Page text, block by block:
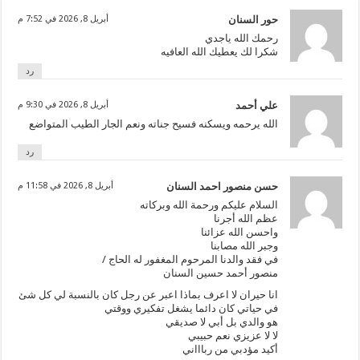
حور السنان أبريل 8, 2026 في 7:52 م
رحمك الله ياجدي
شكرا لك يعطيك الله العافيه
رد
علي أحمد أبريل 8, 2026 في 9:30 م
الله يرحمه ويسكنه فسيح جناته ونعم الجار الطيب المتواضع
رد
حسن منصور احمد السنان أبريل 8, 2026 في 11:58 م
السلام عليكم ورحمة الله وبركاته
عظم الله أجرنا
واحسن الله عزائنا
وجبر الله مصابنا
في فقد والدنا المرحوم المغفور له الحاج /
منصور أحمد حسين السنان
انا حيران لا اعرف بماذا اعبر عن رجل كان بالنسبة لي كل شئ
في حياتي كان دائما يشغل تفكيري ووقتي
هو والدي بل أبي لا صديقي
لا لا عزيزي نعم حبيبي
أكيد مؤدبي من رباااني